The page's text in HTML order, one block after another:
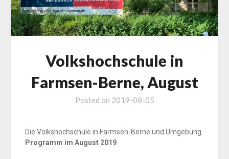
Volkshochschule in
Farmsen-Berne, August
Posted on 2019-08-05
Die Volkshochschule in Farmsen-Berne und Umgebung.
Programm im August 2019.